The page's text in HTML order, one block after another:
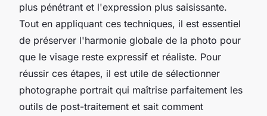
plus pénétrant et l'expression plus saisissante.
Tout en appliquant ces techniques, il est essentiel
de préserver l'harmonie globale de la photo pour
que le visage reste expressif et réaliste. Pour
réussir ces étapes, il est utile de sélectionner
photographe portrait qui maîtrise parfaitement les
outils de post-traitement et sait comment